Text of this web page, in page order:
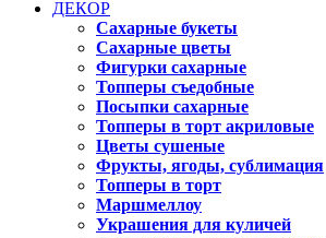
ДЕКОР
Сахарные букеты
Сахарные цветы
Фигурки сахарные
Топперы съедобные
Посыпки сахарные
Топперы в торт акриловые
Цветы сушеные
Фрукты, ягоды, сублимация
Топперы в торт
Маршмеллоу
Украшения для куличей